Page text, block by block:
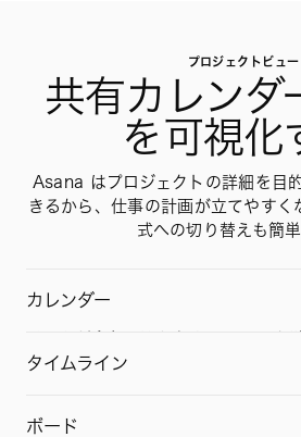
プロジェクトビュー
共有カレンダ
を可視化
Asana はプロジェクトの詳細を目
きるから、仕事の計画が立てやすく
式への切り替えも簡単
カレンダー
の期限へ向けた進捗状況を確認でき
タイムライン
ボード